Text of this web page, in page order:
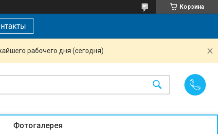
Корзина
рабочего дня (сегодня)
Фотогалерея